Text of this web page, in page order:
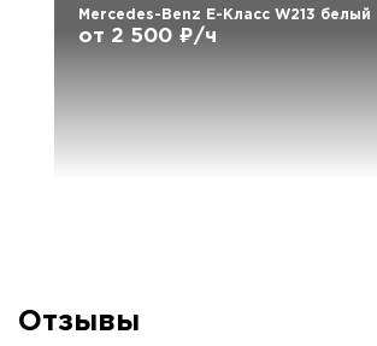
Mercedes-Benz E-Класс W213 белый
от 2 500 ₽/ч
Отзывы